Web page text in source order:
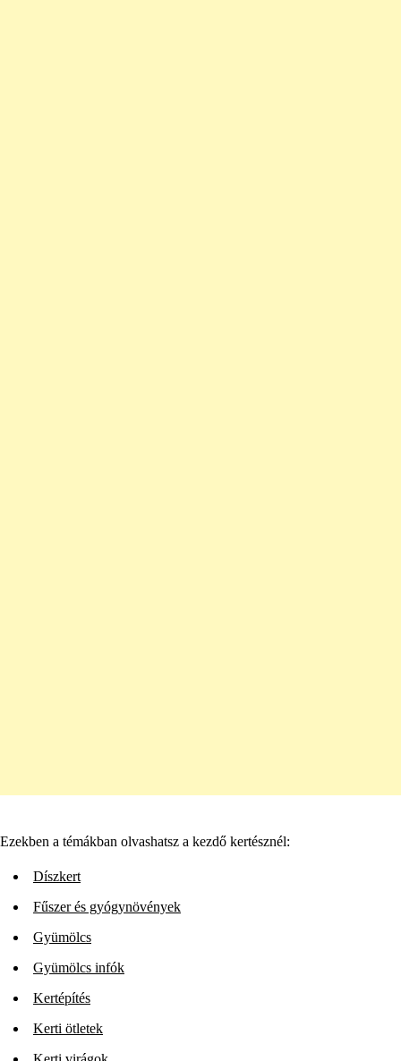
Ezekben a témákban olvashatsz a kezdő kertésznél:
Díszkert
Fűszer és gyógynövények
Gyümölcs
Gyümölcs infók
Kertépítés
Kerti ötletek